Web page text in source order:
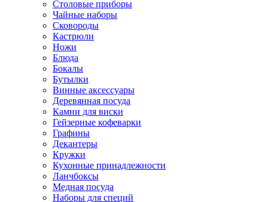
Столовые приборы
Чайные наборы
Сковороды
Кастрюли
Ножи
Блюда
Бокалы
Бутылки
Винные аксессуары
Деревянная посуда
Камни для виски
Гейзерные кофеварки
Графины
Декантеры
Кружки
Кухонные принадлежности
Ланчбоксы
Медная посуда
Наборы для специй